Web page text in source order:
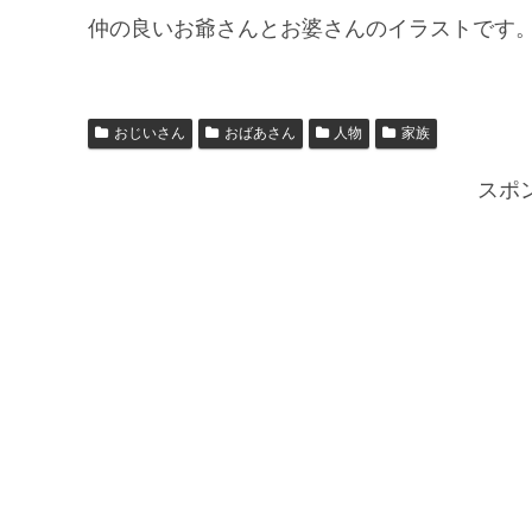
仲の良いお爺さんとお婆さんのイラストです。
おじいさん おばあさん 人物 家族
スポ